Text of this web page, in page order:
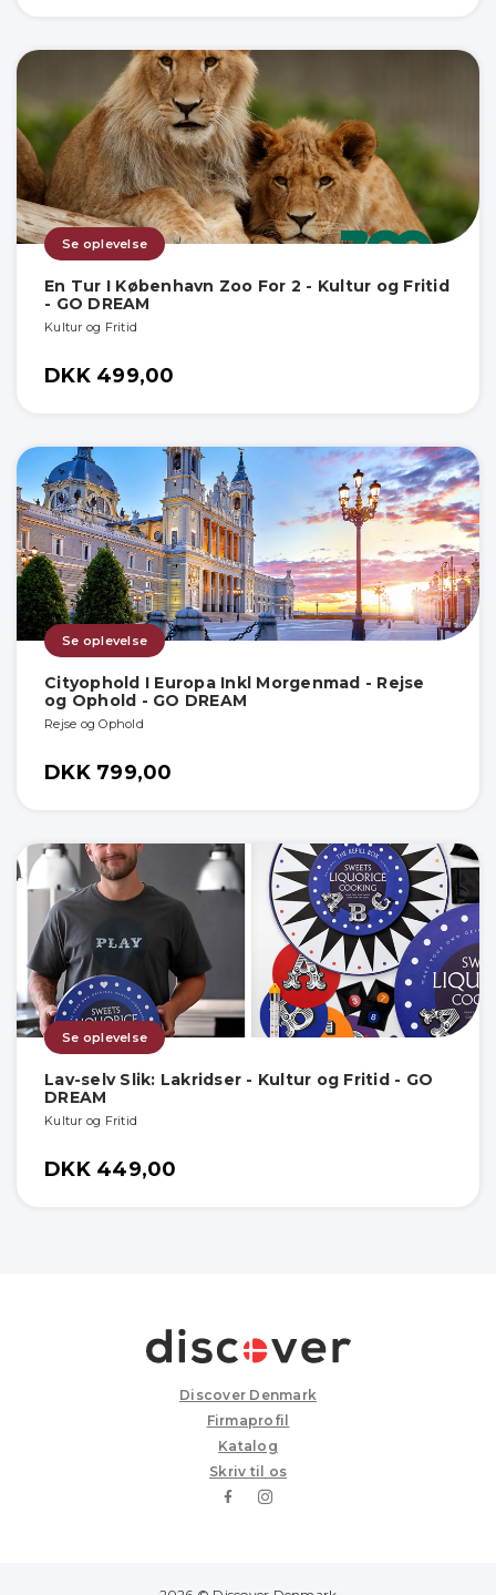
Se oplevelse
En Tur I København Zoo For 2 - Kultur og Fritid
- GO DREAM
Kultur og Fritid
DKK 499,00
Se oplevelse
Cityophold I Europa Inkl Morgenmad - Rejse
og Ophold - GO DREAM
Rejse og Ophold
DKK 799,00
Se oplevelse
Lav-selv Slik: Lakridser - Kultur og Fritid - GO
DREAM
Kultur og Fritid
DKK 449,00
Discover Denmark
Firmaprofil
Katalog
Skriv til os